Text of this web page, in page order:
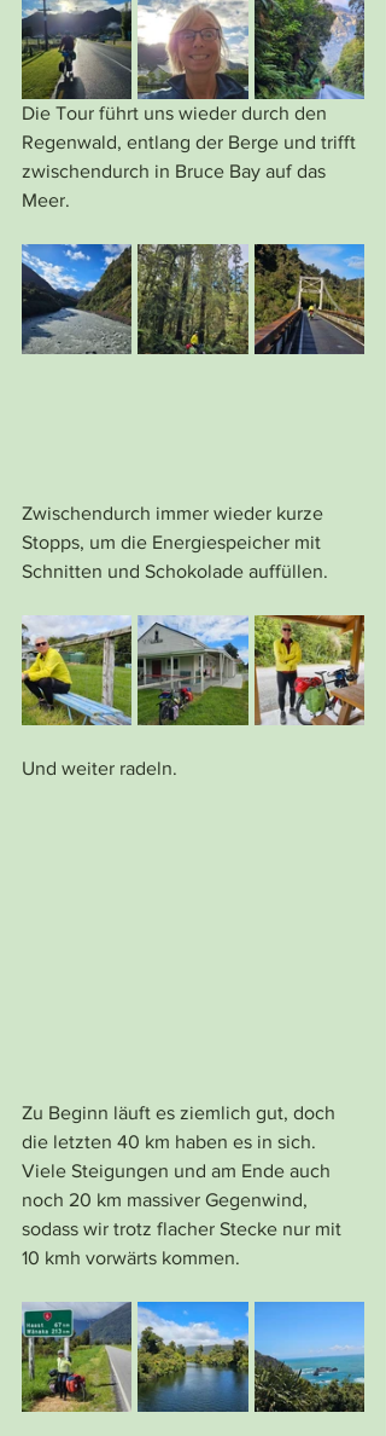
Die Tour führt uns wieder durch den
Regenwald, entlang der Berge und trifft
zwischendurch in Bruce Bay auf das
Meer.
Zwischendurch immer wieder kurze
Stopps, um die Energiespeicher mit
Schnitten und Schokolade auffüllen.
Und weiter radeln.
Zu Beginn läuft es ziemlich gut, doch
die letzten 40 km haben es in sich.
Viele Steigungen und am Ende auch
noch 20 km massiver Gegenwind,
sodass wir trotz flacher Stecke nur mit
10 kmh vorwärts kommen.